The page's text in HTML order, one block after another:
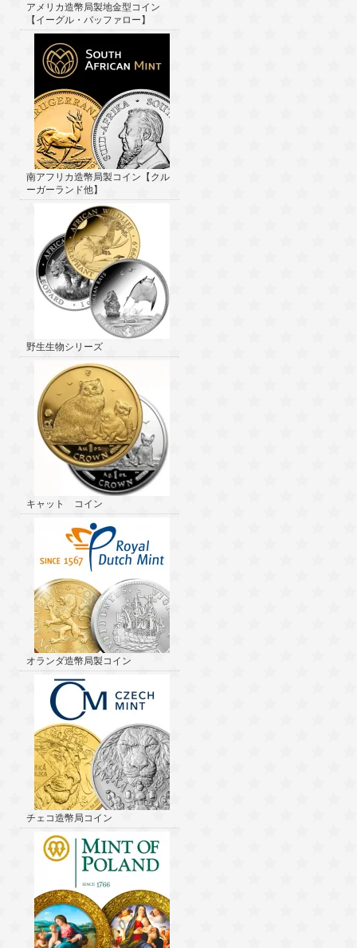
アメリカ造幣局製地金型コイン
【イーグル・バッファロー】
南アフリカ造幣局製コイン【クル
ーガーランド他】
野生生物シリーズ
キャット コイン
オランダ造幣局製コイン
チェコ造幣局コイン